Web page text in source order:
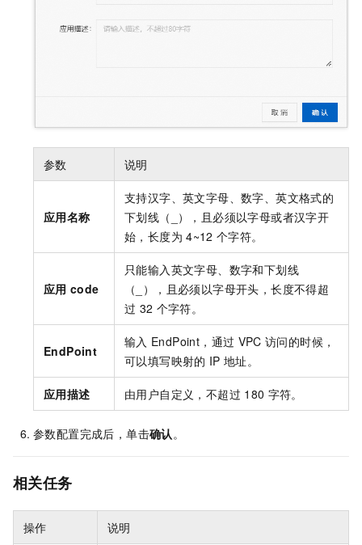
参数 说明
应用名称
支持汉字、英文字母、数字、英文格式的
下划线（_），且必须以字母或者汉字开
始，长度为 4~12 个字符。
应用 code
只能输入英文字母、数字和下划线
（_），且必须以字母开头，长度不得超
过 32 个字符。
EndPoint
输入 EndPoint，通过 VPC 访问的时候，
可以填写映射的 IP 地址。
应用描述 由用户自定义，不超过 180 字符。
参数配置完成后，单击确认。
相关任务
操作 说明